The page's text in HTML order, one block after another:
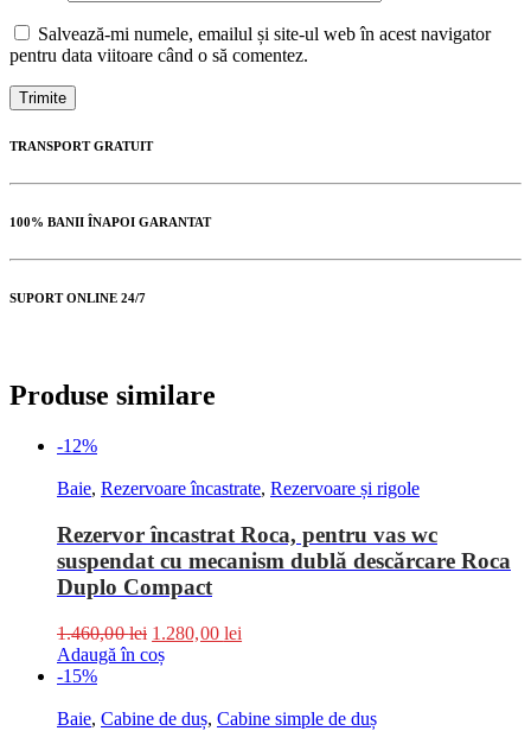
Salvează-mi numele, emailul și site-ul web în acest navigator
pentru data viitoare când o să comentez.
TRANSPORT GRATUIT
100% BANII ÎNAPOI GARANTAT
SUPORT ONLINE 24/7
Produse similare
-12%
Baie, Rezervoare încastrate, Rezervoare și rigole
Rezervor încastrat Roca, pentru vas wc
suspendat cu mecanism dublă descărcare Roca
Duplo Compact
1.460,00lei 1.280,00 lei
Adaugă în coș
-15%
Baie, Cabine de duș, Cabine simple de duș